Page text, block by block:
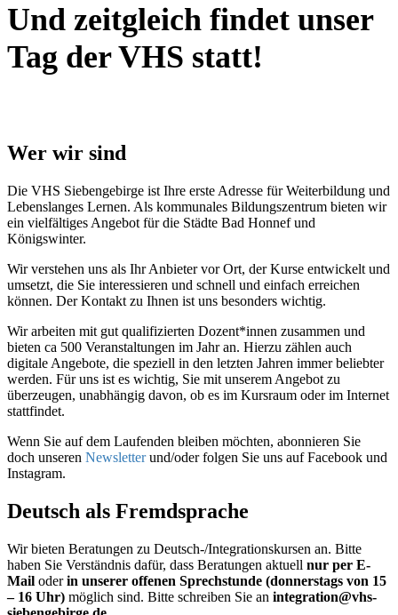
Und zeitgleich findet unser
Tag der VHS statt!
Wer wir sind
Die VHS Siebengebirge ist Ihre erste Adresse für Weiterbildung und
Lebenslanges Lernen. Als kommunales Bildungszentrum bieten wir
ein vielfältiges Angebot für die Städte Bad Honnef und
Königswinter.
Wir verstehen uns als Ihr Anbieter vor Ort, der Kurse entwickelt und
umsetzt, die Sie interessieren und schnell und einfach erreichen
können. Der Kontakt zu Ihnen ist uns besonders wichtig.
Wir arbeiten mit gut qualifizierten Dozent*innen zusammen und
bieten ca 500 Veranstaltungen im Jahr an. Hierzu zählen auch
digitale Angebote, die speziell in den letzten Jahren immer beliebter
werden. Für uns ist es wichtig, Sie mit unserem Angebot zu
überzeugen, unabhängig davon, ob es im Kursraum oder im Internet
stattfindet.
Wenn Sie auf dem Laufenden bleiben möchten, abonnieren Sie
doch unseren Newsletterund/oder folgen Sie uns auf Facebook und
Instagram.
Deutsch als Fremdsprache
Wir bieten Beratungen zu Deutsch-/Integrationskursen an. Bitte
haben Sie Verständnis dafür, dass Beratungen aktuell nur per E-
Mail oderin unserer offenen Sprechstunde (donnerstags von 15
– 16 Uhr) möglich sind. Bitte schreiben Sie an integration@vhs-